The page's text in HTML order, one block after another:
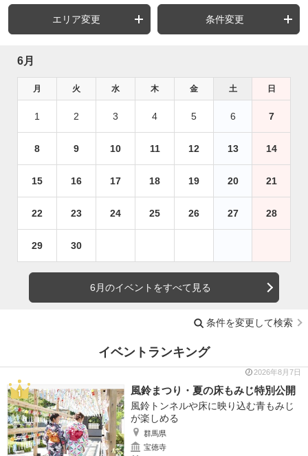
エリア変更 条件変更
6月
月 火 水 木 金 土 日
1 2 3 4 5 6 7
8 9 10 11 12 13 14
15 16 17 18 19 20 21
22 23 24 25 26 27 28
29 30
6月のイベントをすべて見る
条件を変更して検索
イベントランキング
2026年8月7日
風鈴まつり・夏の床もみじ特別公開
風鈴トンネルや床に映り込む青もみじ
が楽しめる
群馬県
宝徳寺